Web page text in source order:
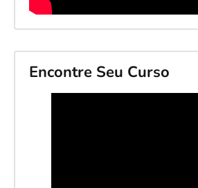
Encontre Seu Curso